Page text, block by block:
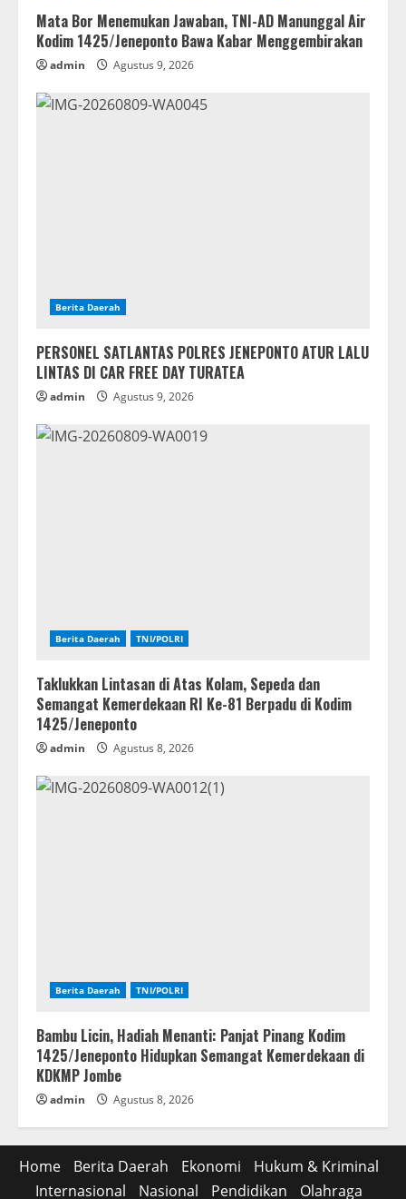
Mata Bor Menemukan Jawaban, TNI-AD Manunggal Air
Kodim 1425/Jeneponto Bawa Kabar Menggembirakan
admin Agustus 9, 2026
Berita Daerah
PERSONEL SATLANTAS POLRES JENEPONTO ATUR LALU
LINTAS DI CAR FREE DAY TURATEA
admin Agustus 9, 2026
Berita Daerah TNI/POLRI
Taklukkan Lintasan di Atas Kolam, Sepeda dan
Semangat Kemerdekaan RI Ke-81 Berpadu di Kodim
1425/Jeneponto
admin Agustus 8, 2026
Berita Daerah TNI/POLRI
Bambu Licin, Hadiah Menanti: Panjat Pinang Kodim
1425/Jeneponto Hidupkan Semangat Kemerdekaan di
KDKMP Jombe
admin Agustus 8, 2026
Home Berita Daerah Ekonomi
Hukum & Kriminal
Internasional
Nasional Pendidikan Olahraga